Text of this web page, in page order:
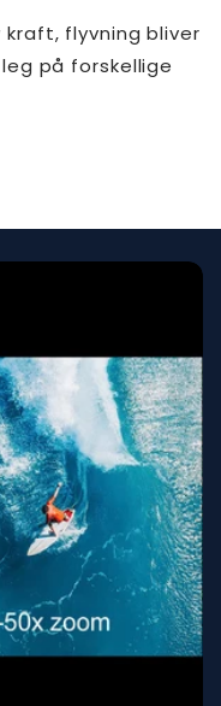
flyvning bliver
på forskellige